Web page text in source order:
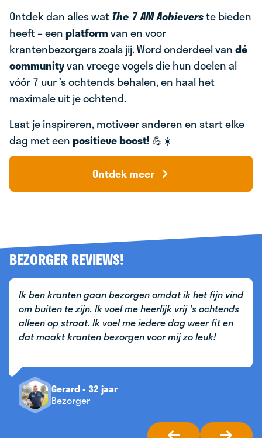
Ontdek dan alles watThe 7 AM Achieverste bieden
heeft – eenplatformvan en voor
krantenbezorgers zoals jij. Word onderdeel vandé
communityvan vroege vogels die hun doelen al
vóór 7 uur ’s ochtends behalen, en haal het
maximale uit je ochtend.
Laat je inspireren, motiveer anderen en start elke
dag met eenpositieve boost! 💪☀️
Ontdek meer
BEZORGER REVIEWS!
omdat ik het fijn vind
me heerlijk vrij 's ochtends
me iedere dag weer fit en
voor mij zo leuk!
Het is gewoon
bewegen en je
luister ik lekker
en spaar nu voor